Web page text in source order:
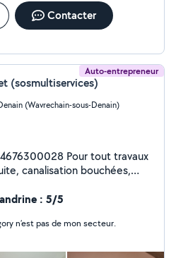
Contacter
Auto-entrepreneur
(sosmultiservices)
(Wavrechain-sous-Denain)
ampoule recherche de
classique fin de chantier
: 5/5
De bons échanges ,hélas Grégory n’est pas de mon secteur.